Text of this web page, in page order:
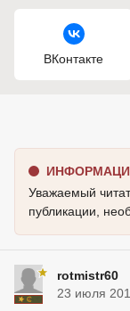
ВКонтакте
Уважаемый
публикации,
rotmistr60
23 июля